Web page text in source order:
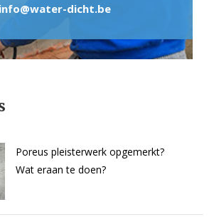
info@water-dicht.be
Poreus pleisterwerk opgemerkt?
Wat eraan te doen?